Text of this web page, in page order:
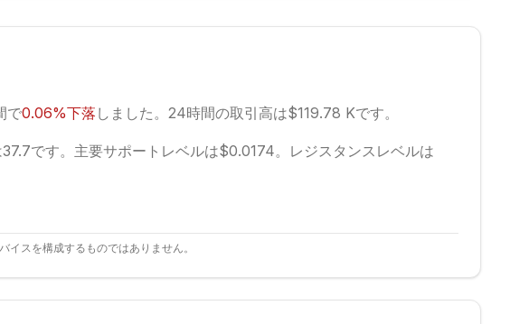
で0.06%下落 しました。 24時間の取引高は$119.78 Kです。
です。 主要サポートレベルは$0.0174。
レジスタンスレベルは
スを構成するものではありません。